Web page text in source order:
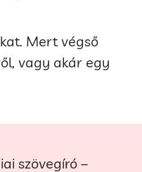
Mert végső
vagy akár egy
szövegíró –